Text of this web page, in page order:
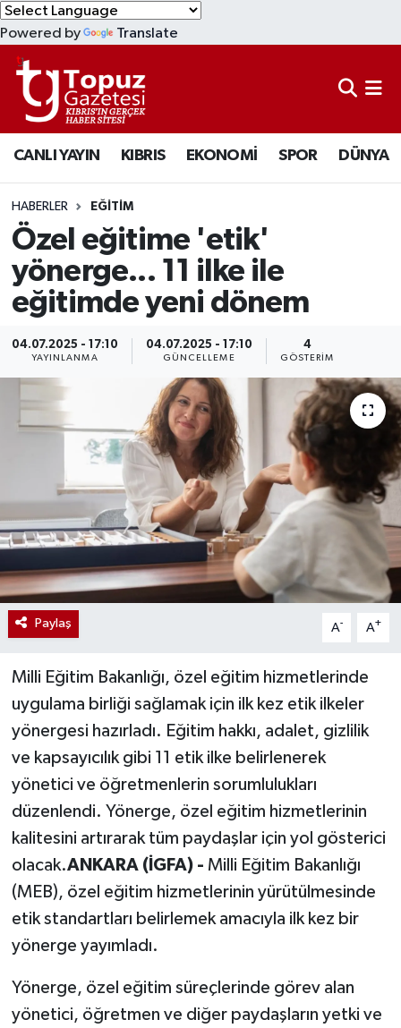
Powered by Translate
CANLI YAYIN KIBRIS EKONOMİ SPOR DÜNYA
HABERLER EĞİTİM
Özel eğitime 'etik'
yönerge... 11 ilke ile
eğitimde yeni dönem
04.07.2025 - 17:10
YAYINLANMA
04.07.2025 - 17:10
GÜNCELLEME
4
GÖSTERIM
Paylaş A- A+
Milli Eğitim Bakanlığı, özel eğitim hizmetlerinde
uygulama birliği sağlamak için ilk kez etik ilkeler
yönergesi hazırladı. Eğitim hakkı, adalet, gizlilik
ve kapsayıcılık gibi 11 etik ilke belirlenerek
yönetici ve öğretmenlerin sorumlulukları
düzenlendi. Yönerge, özel eğitim hizmetlerinin
kalitesini artırarak tüm paydaşlar için yol gösterici
olacak.ANKARA (İGFA) - Milli Eğitim Bakanlığı
(MEB), özel eğitim hizmetlerinin yürütülmesinde
etik standartları belirlemek amacıyla ilk kez bir
yönerge yayımladı.
Yönerge, özel eğitim süreçlerinde görev alan
yönetici, öğretmen ve diğer paydaşların yetki ve
KIBRIS
DÜNYA
EKONOMİ
MAGAZİN
SAĞLIK
SPOR
TEKNOLOJİ
TÜRKİYE
Lefkoşa Nöbetçi Eczaneler
Lefkoşa Hava Durumu
Lefkoşa Trafik Yoğunluk Haritası
Süper Lig Puan Durumu ve Fikstür
Tüm Manşetler
Son Dakika Haberleri
Haber Arşivi